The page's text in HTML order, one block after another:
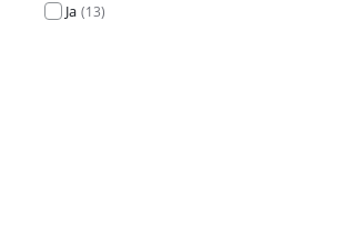
Ja (13)